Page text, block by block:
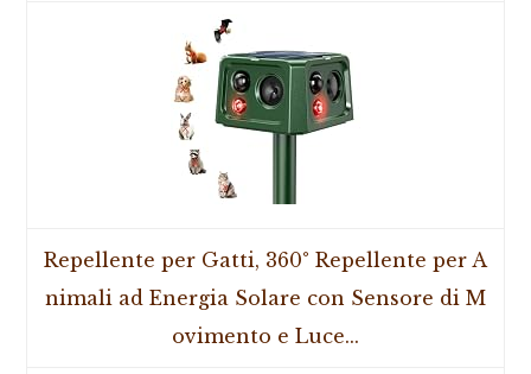
Repellente per Gatti, 360° Repellente per A
nimali ad Energia Solare con Sensore di M
ovimento e Luce...